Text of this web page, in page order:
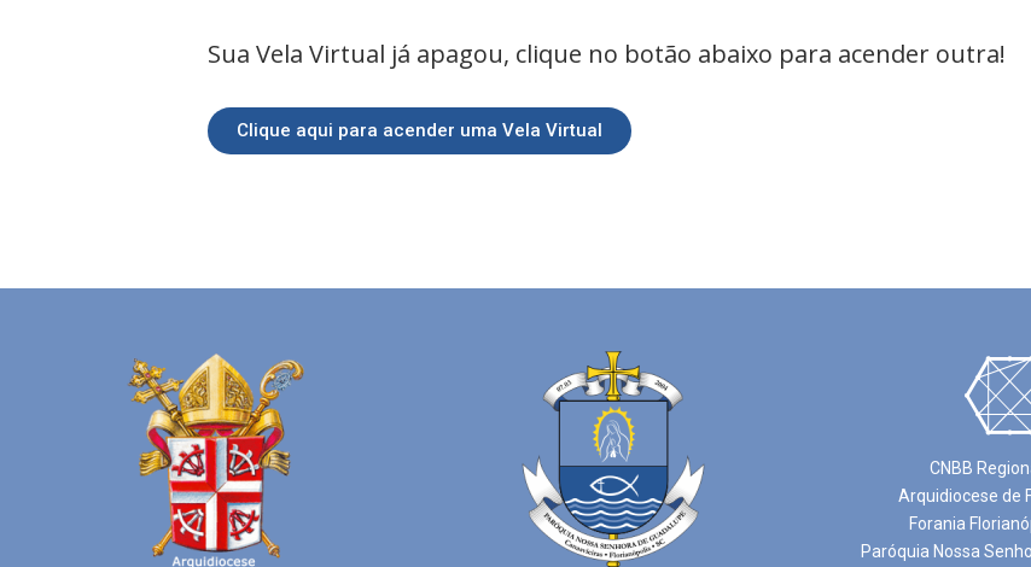
Sua Vela Virtual já apagou, clique no botão abaixo para acender outra!
Clique aqui para acender uma Vela Virtual
CNBB
Arquidiocese de
Forania
Paróquia Nossa